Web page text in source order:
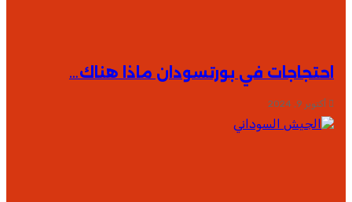
احتجاجات في بورتسودان ماذا هناك…
أكتوبر 9, 2024